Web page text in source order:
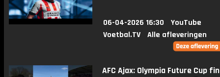
06-04-2026 16:30
YouTube
Voetbal.TV
Alle afleveringen
AFC Ajax: Olympia Future Cup